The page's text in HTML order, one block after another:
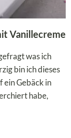
Vanillecreme
was ich
bin ich dieses
ein Gebäck in
habe,